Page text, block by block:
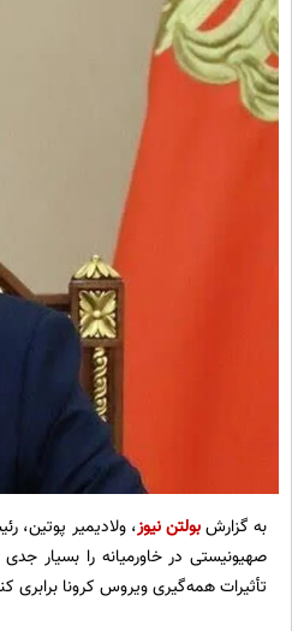
به گزارشبولتن نیوز، ولادیمیر پوتین،
صهیونیستی در خاورمیانه را بسیار
تأثیرات همه‌گیری ویروس کرونا برابری